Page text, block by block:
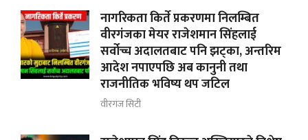
नागरिकता किर्ते प्रकरणमा निलम्बित
वीरगंजका मेयर राजेशमान सिंहलाई
सर्वोच्च अदालतबाट पनि झट्का, अन्तरिम
आदेश नपाएपछि अब कानुनी तथा
राजनीतिक भविष्य थप जटिल
वीरगंज सिटी